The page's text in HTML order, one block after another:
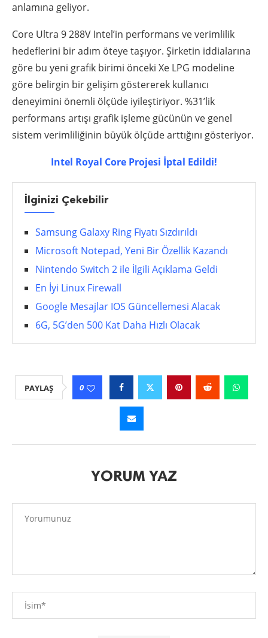
anlamına geliyor.
Core Ultra 9 288V Intel’in performans ve verimlilik
hedeflerini bir adım öteye taşıyor. Şirketin iddialarına
göre bu yeni grafik birimi önceki Xe LPG modeline
göre belirgin bir gelişim göstererek kullanıcı
deneyimini önemli ölçüde iyileştiriyor. %31’lik
performans artışı grafik işleme gücünün ve genel
sistem verimliliğinin büyük ölçüde arttığını gösteriyor.
Intel Royal Core Projesi İptal Edildi!
İlginizi Çekebilir
Samsung Galaxy Ring Fiyatı Sızdırıldı
Microsoft Notepad, Yeni Bir Özellik Kazandı
Nintendo Switch 2 ile İlgili Açıklama Geldi
En İyi Linux Firewall
Google Mesajlar IOS Güncellemesi Alacak
6G, 5G’den 500 Kat Daha Hızlı Olacak
PAYLAŞ 0
YORUM YAZ